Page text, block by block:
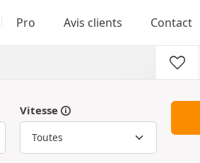
Pro Avis clients Contact
Vitesse